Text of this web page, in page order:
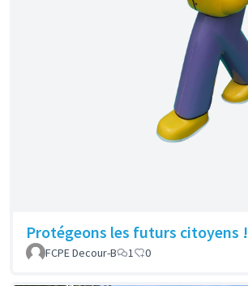
Protégeons les futurs citoyens !
FCPE Decour-B
1 0